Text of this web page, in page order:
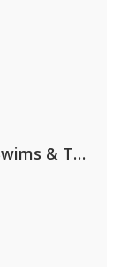
David Guetta, Teddy Swims & Tones And I